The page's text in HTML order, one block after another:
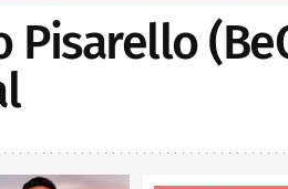
Pisarello